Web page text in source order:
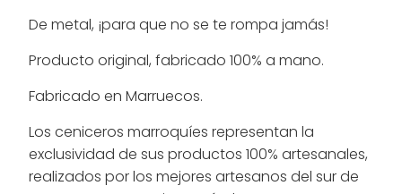
De metal, ¡para que no se te rompa jamás!
Producto original, fabricado 100% a mano.
Fabricado en Marruecos.
Los ceniceros marroquíes representan la
exclusividad de sus productos 100% artesanales,
realizados por los mejores artesanos del sur de